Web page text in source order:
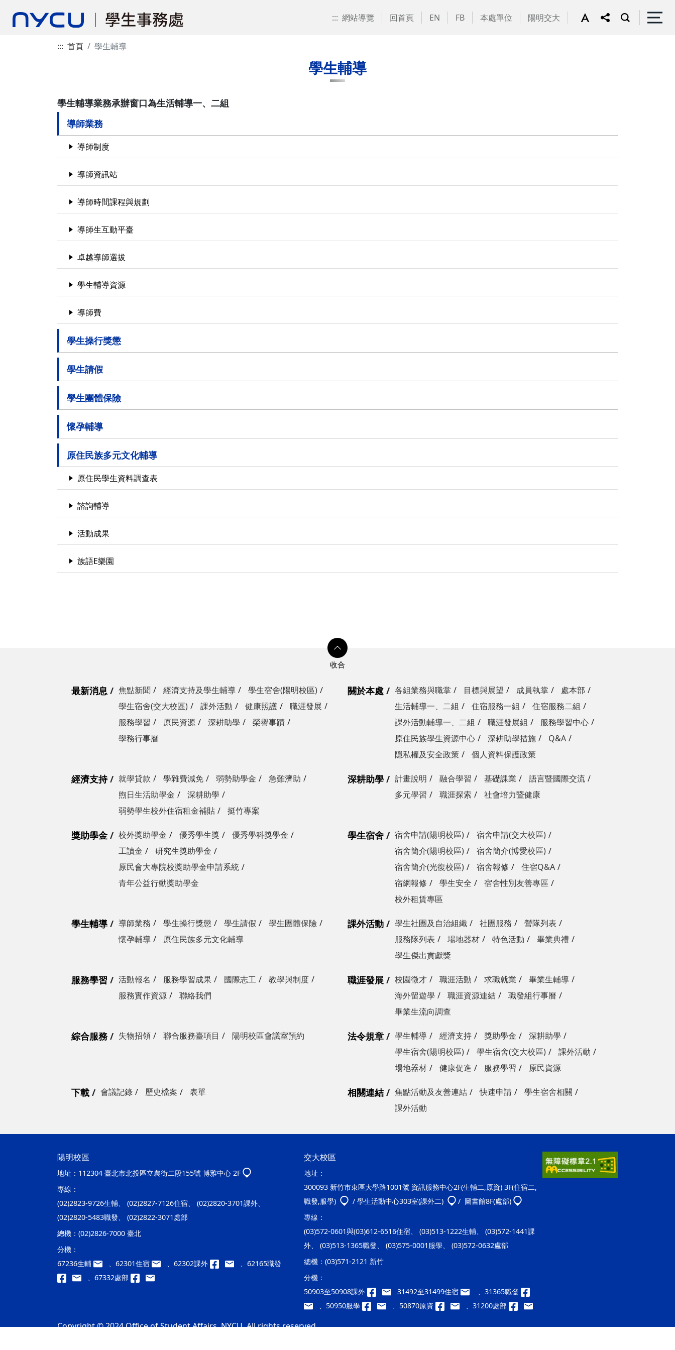
::: 網站導覽 回首頁 EN FB 本處單位 陽明交大
::: 首頁 學生輔導
學生輔導
學生輔導業務承辦窗口為生活輔導一、二組
導師業務
導師制度
導師資訊站
導師時間課程與規劃
導師生互動平臺
卓越導師選拔
學生輔導資源
導師費
學生操行獎懲
學生請假
學生團體保險
懷孕輔導
原住民族多元文化輔導
原住民學生資料調查表
諮詢輔導
活動成果
族語E樂園
最新消息 焦點新聞 經濟支持及學生輔導
學生宿舍(陽明校區)
學生宿舍(交大校區)
課外活動 健康照護
職涯發展
服務學習
原民資源 深耕助學
榮譽事蹟
學務行事曆
關於本處 各組業務與職掌 目標與展望 成員執掌
處本部
生活輔導一、二組
住宿服務一組
住宿服務二組
課外活動輔導一、二組
職涯發展組
服務學習中心
原住民族學生資源中心
深耕助學措施
Q&A
隱私權及安全政策
個人資料保護政策
經濟支持 就學貸款 學雜費減免 弱勢助學金
急難濟助
煦日生活助學金
深耕助學
弱勢學生校外住宿租金補貼
挺竹專案
深耕助學 計畫說明 融合學習 基礎課業
語言暨國際交流
多元學習
職涯探索 社會培力暨健康
獎助學金 校外獎助學金 優秀學生獎
優秀學科獎學金
工讀金
研究生獎助學金
原民會大專院校獎助學金申請系統
青年公益行動獎助學金
學生宿舍 宿舍申請(陽明校區)
宿舍申請(交大校區)
宿舍簡介(陽明校區)
宿舍簡介(博愛校區)
宿舍簡介(光復校區)
宿舍報修
住宿Q&A
宿網報修
學生安全
宿舍性別友善專區
校外租賃專區
學生輔導 導師業務 學生操行獎懲 學生請假
學生團體保險
懷孕輔導
原住民族多元文化輔導
課外活動 學生社團及自治組織 社團服務
營隊列表
服務隊列表
場地器材 特色活動
畢業典禮
學生傑出貢獻獎
服務學習 活動報名 服務學習成果 國際志工
教學與制度
服務實作資源
聯絡我們
職涯發展 校園徵才 職涯活動 求職就業
畢業生輔導
海外留遊學
職涯資源連結
職發組行事曆
畢業生流向調查
綜合服務 失物招領 聯合服務臺項目 陽明校區會議室預約 法令規章 學生輔導 經濟支持 獎助學金
深耕助學
學生宿舍(陽明校區)
學生宿舍(交大校區)
課外活動
場地器材
健康促進 服務學習 原民資源
下載 會議記錄 歷史檔案 表單 相關連結 焦點活動及友善連結 快速申請
學生宿舍相關
課外活動
陽明校區
地址： 112304 臺北市北投區立農街二段155號 博雅中心 2F
專線：
(02)2823-9726生輔、 (02)2827-7126住宿、 (02)2820-3701課外、
(02)2820-5483職發、 (02)2822-3071處部
總機： (02)2826-7000 臺北
分機：
67236生輔
、62301住宿 、62302課外
、62165職發
、67332處部
交大校區
地址：
300093 新竹市東區大學路1001號 資訊服務中心2F(生輔二,原資) 3F(住宿二,
職發,服學)
/ 學生活動中心303室(課外二)
/ 圖書館8F(處部)
專線：
(03)572-0601與(03)612-6516住宿、 (03)513-1222生輔、 (03)572-1441課
外、 (03)513-1365職發、 (03)575-0001服學、 (03)572-0632處部
總機：(03)571-2121 新竹
分機：
50903至50908課外
31492至31499住宿
、31365職發
、50950服學
、50870原資 、31200處部
Copyright © 2024 Office of Student Affairs, NYCU. All rights reserved.